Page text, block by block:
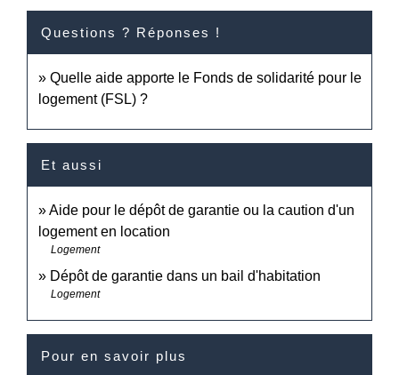
Questions ? Réponses !
Quelle aide apporte le Fonds de solidarité pour le
logement (FSL) ?
Et aussi
Aide pour le dépôt de garantie ou la caution d'un
logement en location
Logement
Dépôt de garantie dans un bail d'habitation
Logement
Pour en savoir plus